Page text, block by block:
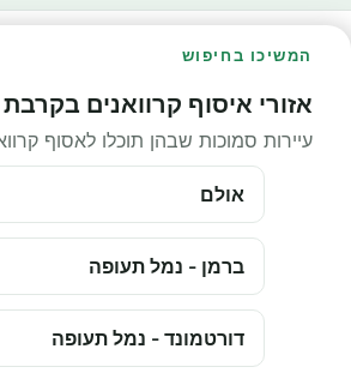
המשיכו בחיפוש
אזורי איסוף קרוואנים
עיירות סמוכות שבהן תוכלו לאסוף
אולם
ברמן - נמל תעופה
דורטמונד - נמל תעופה